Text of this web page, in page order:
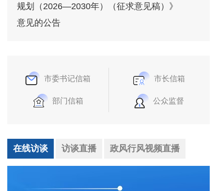
规划（2026—2030年）（征求意见稿）》
意见的公告
市委书记信箱 市长信箱
部门信箱 公众监督
在线访谈 访谈直播 政风行风视频直播